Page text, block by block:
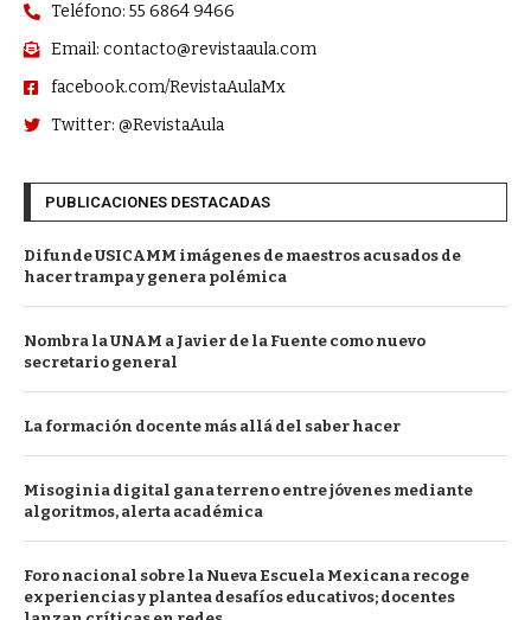
Teléfono: 55 6864 9466
Email: contacto@revistaaula.com
facebook.com/RevistaAulaMx
Twitter: @RevistaAula
PUBLICACIONES DESTACADAS
Difunde USICAMM imágenes de maestros acusados de
hacer trampa y genera polémica
Nombra la UNAM a Javier de la Fuente como nuevo
secretario general
La formación docente más allá del saber hacer
Misoginia digital gana terreno entre jóvenes mediante
algoritmos, alerta académica
Foro nacional sobre la Nueva Escuela Mexicana recoge
experiencias y plantea desafíos educativos; docentes